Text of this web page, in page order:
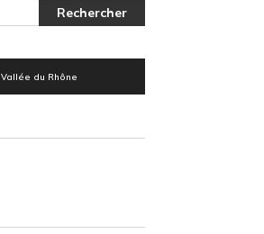
Vallée du Rhône